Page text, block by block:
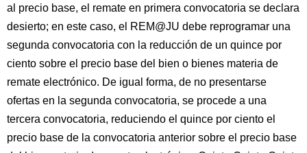
al precio base, el remate en primera convocatoria se declara
desierto; en este caso, el REM@JU debe reprogramar una
segunda convocatoria con la reducción de un quince por
ciento sobre el precio base del bien o bienes materia de
remate electrónico. De igual forma, de no presentarse
ofertas en la segunda convocatoria, se procede a una
tercera convocatoria, reduciendo el quince por ciento el
precio base de la convocatoria anterior sobre el precio base